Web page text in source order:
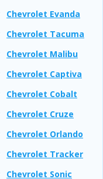
Chevrolet Evanda
Chevrolet Tacuma
Chevrolet Malibu
Chevrolet Captiva
Chevrolet Cobalt
Chevrolet Cruze
Chevrolet Orlando
Chevrolet Tracker
Chevrolet Sonic